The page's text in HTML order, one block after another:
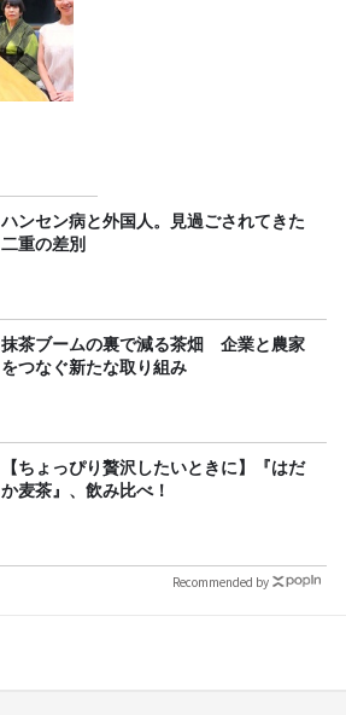
ハンセン病と外国人。見過ごされてきた
二重の差別
抹茶ブームの裏で減る茶畑 企業と農家
をつなぐ新たな取り組み
【ちょっぴり贅沢したいときに】『はだ
か麦茶』、飲み比べ！
Recommended by